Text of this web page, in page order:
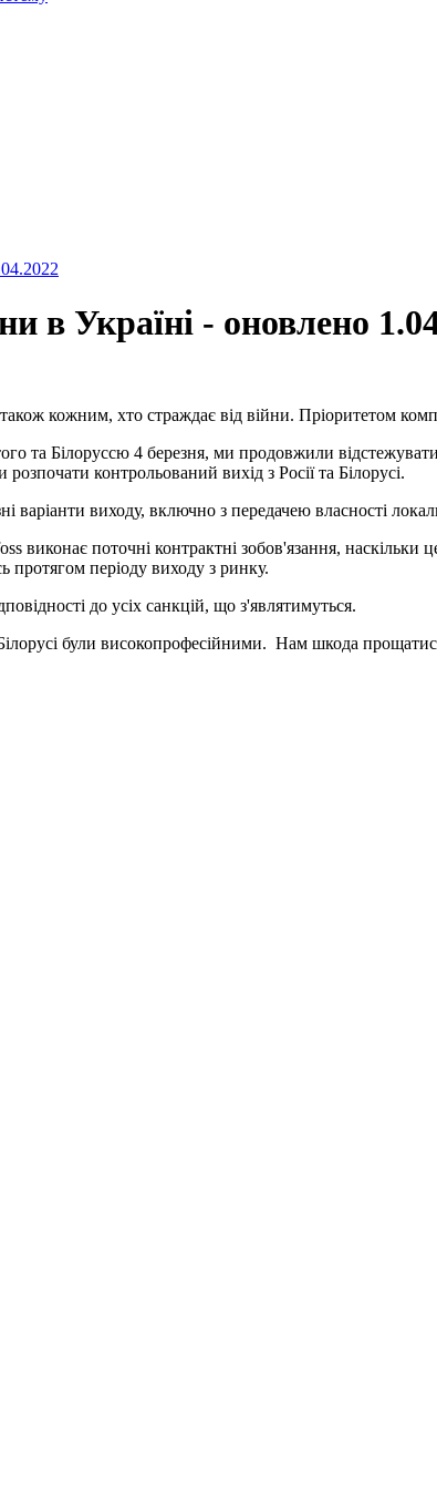
в Україні - оновлено
кожним, хто страждає від війни. Пріоритетом
та Білоруссю 4 березня, ми продовжили
контрольований вихід з Росії та Білорусі.
варіанти виходу, включно з передачею власності
виконає поточні контрактні зобов'язання,
протягом періоду виходу з ринку.
до усіх санкцій, що з'являтимуться.
були високопрофесійними. Нам шкода